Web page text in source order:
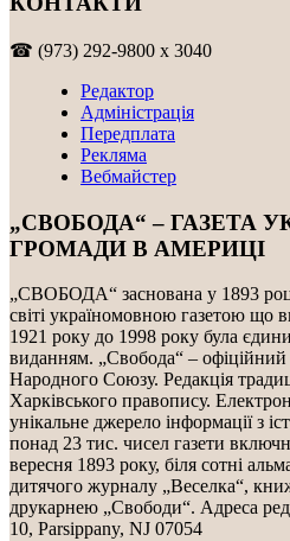
☎ (973) 292-9800 x 3040
Редактор
Адміністрація
Передплата
Рекляма
Вебмайстер
„СВОБОДА“ – ГАЗЕТА
ГРОМАДИ В АМЕРИЦІ
„СВОБОДА“ заснована у 1893
світі україномовною газетою що
1921 року до 1998 року була
виданням. „Свобода“ – офіційний
Народного Союзу. Редакція
Харківського правопису.
унікальне джерело інформації з
понад 23 тис. чисел газети
вересня 1893 року, біля сотні
дитячого журналу „Веселка“,
друкарнею „Свободи“. Адреса
10, Parsippany, NJ 07054